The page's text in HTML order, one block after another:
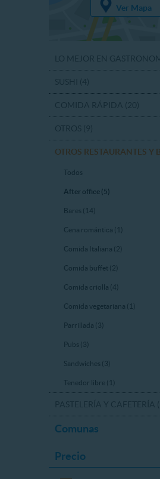
Ver Mapa
OTROS RESTAURANTES Y
Todos
After office (5)
Bares (14)
Cena romántica (1)
Comida Italiana (2)
Comida buffet (2)
Comida criolla (4)
Comida vegetariana (1)
Parrillada (3)
Pubs (3)
Sandwiches (3)
Tenedor libre (1)
Comunas
Precio